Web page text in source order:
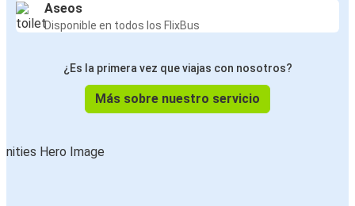
Aseos
Disponible en todos los FlixBus
¿Es la primera vez que viajas con nosotros?
Más sobre nuestro servicio